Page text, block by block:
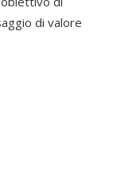
di valore